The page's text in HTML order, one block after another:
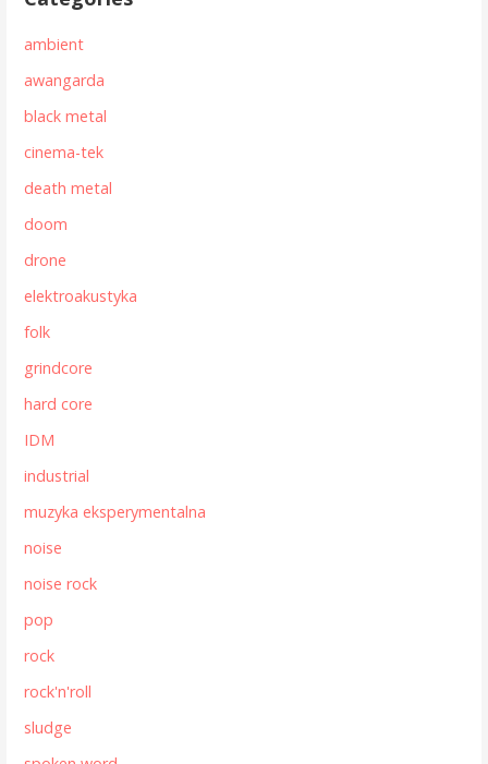
ambient
awangarda
black metal
cinema-tek
death metal
doom
drone
elektroakustyka
folk
grindcore
hard core
IDM
industrial
muzyka eksperymentalna
noise
noise rock
pop
rock
rock'n'roll
sludge